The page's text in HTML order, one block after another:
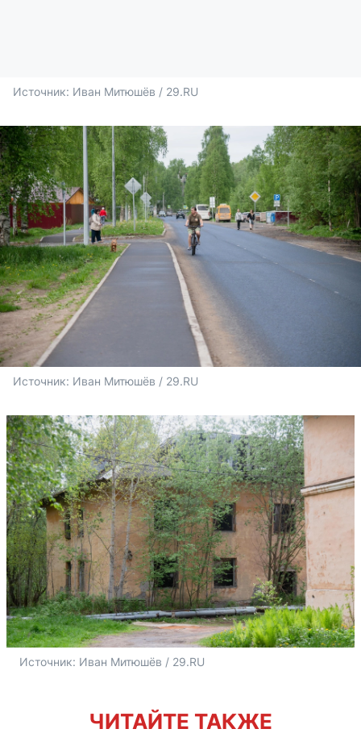
Источник: Иван Митюшёв / 29.RU
Источник: Иван Митюшёв / 29.RU
Источник: Иван Митюшёв / 29.RU
ЧИТАЙТЕ ТАКЖЕ